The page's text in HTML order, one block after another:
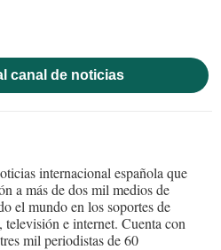
canal de noticias
internacional española que
a más de dos mil medios de
el mundo en los soportes de
televisión e internet. Cuenta con
mil periodistas de 60